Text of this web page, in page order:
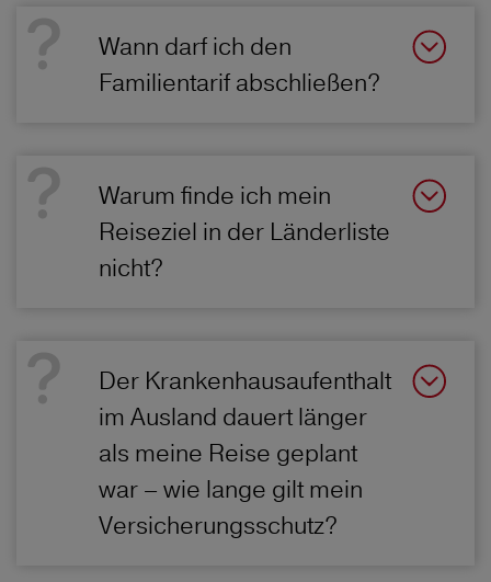
Wann darf ich den
Familientarif abschließen?
Warum finde ich mein
Reiseziel in der Länderliste
nicht?
Der Krankenhausaufenthalt
im Ausland dauert länger
als meine Reise geplant
war – wie lange gilt mein
Versicherungsschutz?